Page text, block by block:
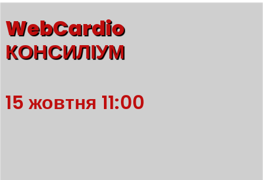
WebCardio
КОНСИЛІУМ
15 жовтня 11:00